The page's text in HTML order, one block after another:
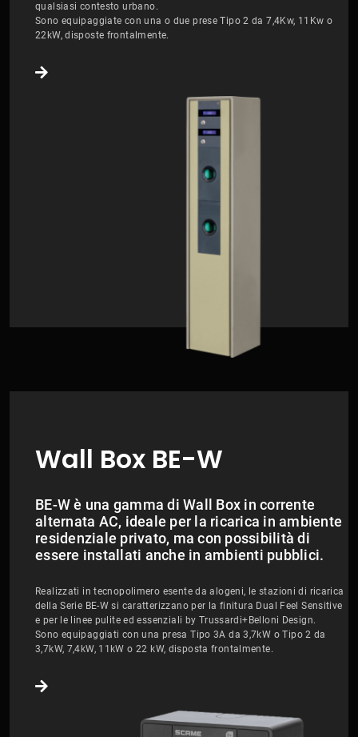
qualsiasi contesto urbano.
Sono equipaggiate con una o due prese Tipo 2 da 7,4Kw, 11Kw o
22kW, disposte frontalmente.
Wall Box BE-W
BE-W è una gamma di Wall Box in corrente
alternata AC, ideale per la ricarica in ambiente
residenziale privato, ma con possibilità di
essere installati anche in ambienti pubblici.
Realizzati in tecnopolimero esente da alogeni, le stazioni di ricarica
della Serie BE-W si caratterizzano per la finitura Dual Feel Sensitive
e per le linee pulite ed essenziali by Trussardi+Belloni Design.
Sono equipaggiati con una presa Tipo 3A da 3,7kW o Tipo 2 da
3,7kW, 7,4kW, 11kW o 22 kW, disposta frontalmente.